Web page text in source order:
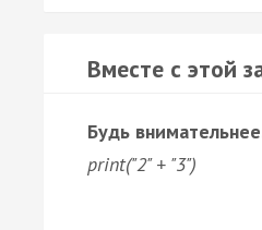
Вместе с этой
Будь
print("2" + "3")